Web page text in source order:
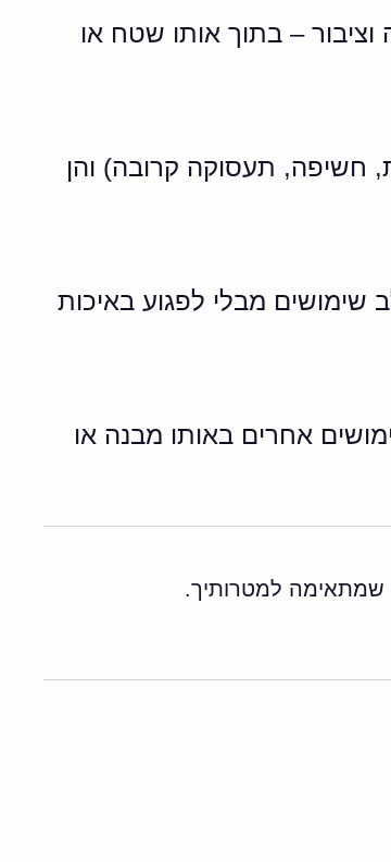
– בתוך אותו שטח או
חשיפה, תעסוקה קרובה) והן
מבלי לפגוע באיכות
אחרים באותו מבנה או
שמתאימה למטרותיך.